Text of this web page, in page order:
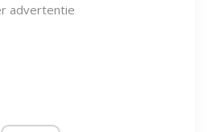
advertentie